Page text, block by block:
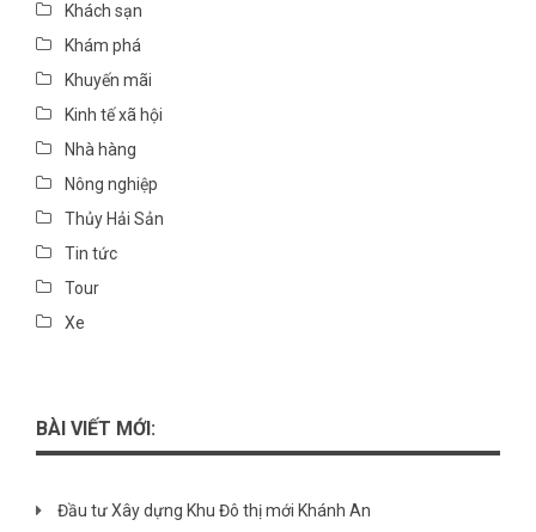
Khách sạn
Khám phá
Khuyến mãi
Kinh tế xã hội
Nhà hàng
Nông nghiệp
Thủy Hải Sản
Tin tức
Tour
Xe
BÀI VIẾT MỚI:
Đầu tư Xây dựng Khu Đô thị mới Khánh An